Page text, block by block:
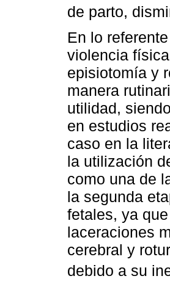
de parto,
En lo
violencia
episiotomía y
manera
utilidad,
en estudios
caso en la
la utilización
como una de
la segunda
fetales, ya
laceraciones
cerebral y
debido a su